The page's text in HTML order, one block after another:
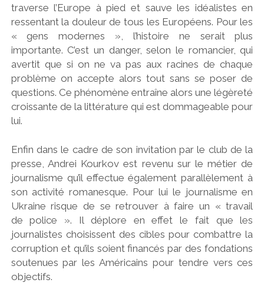
traverse l’Europe à pied et sauve les idéalistes en
ressentant la douleur de tous les Européens. Pour les
« gens modernes », l’histoire ne serait plus
importante. C’est un danger, selon le romancier, qui
avertit que si on ne va pas aux racines de chaque
problème on accepte alors tout sans se poser de
questions. Ce phénomène entraîne alors une légèreté
croissante de la littérature qui est dommageable pour
lui.
Enfin dans le cadre de son invitation par le club de la
presse, Andrei Kourkov est revenu sur le métier de
journalisme qu’il effectue également parallèlement à
son activité romanesque. Pour lui le journalisme en
Ukraine risque de se retrouver à faire un « travail
de police ». Il déplore en effet le fait que les
journalistes choisissent des cibles pour combattre la
corruption et qu’ils soient financés par des fondations
soutenues par les Américains pour tendre vers ces
objectifs.